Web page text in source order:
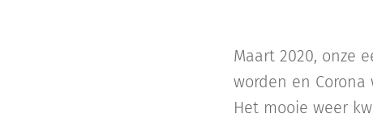
Maart 2020, onze
worden en
Het mooie weer